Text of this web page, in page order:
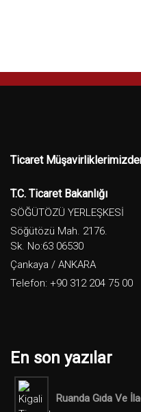
Ticaret
T.C. Ticaret Bakanlığı
SÖĞÜTÖZÜ YERLEŞKESİ
Söğütözü Mah. 2176.
Sk. No:63 06530
Çankaya / ANKARA
Telefon: +90 312 204 75 00
En son yazılar
Ruanda Gıda Ve